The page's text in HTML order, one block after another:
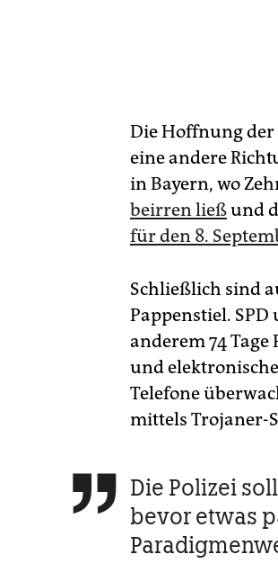
Die Hoffnung der
eine andere
in Bayern, wo
beirren ließund
für den 8.
Schließlich sind
Pappenstiel.
anderem 74
und
Telefone
mittels Trojaner-
 Die Polizei
bevor etwas